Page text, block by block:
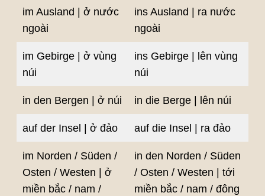
im Ausland | ở nước
ngoài
ins Ausland | ra nước
ngoài
im Gebirge | ở vùng
núi
ins Gebirge | lên vùng
núi
in den Bergen | ở núi in die Berge | lên núi
auf der Insel | ở đảo auf die Insel | ra đảo
im Norden / Süden /
Osten / Westen | ở
miền bắc / nam /
in den Norden / Süden
/ Osten / Westen | tới
miền bắc / nam / đông